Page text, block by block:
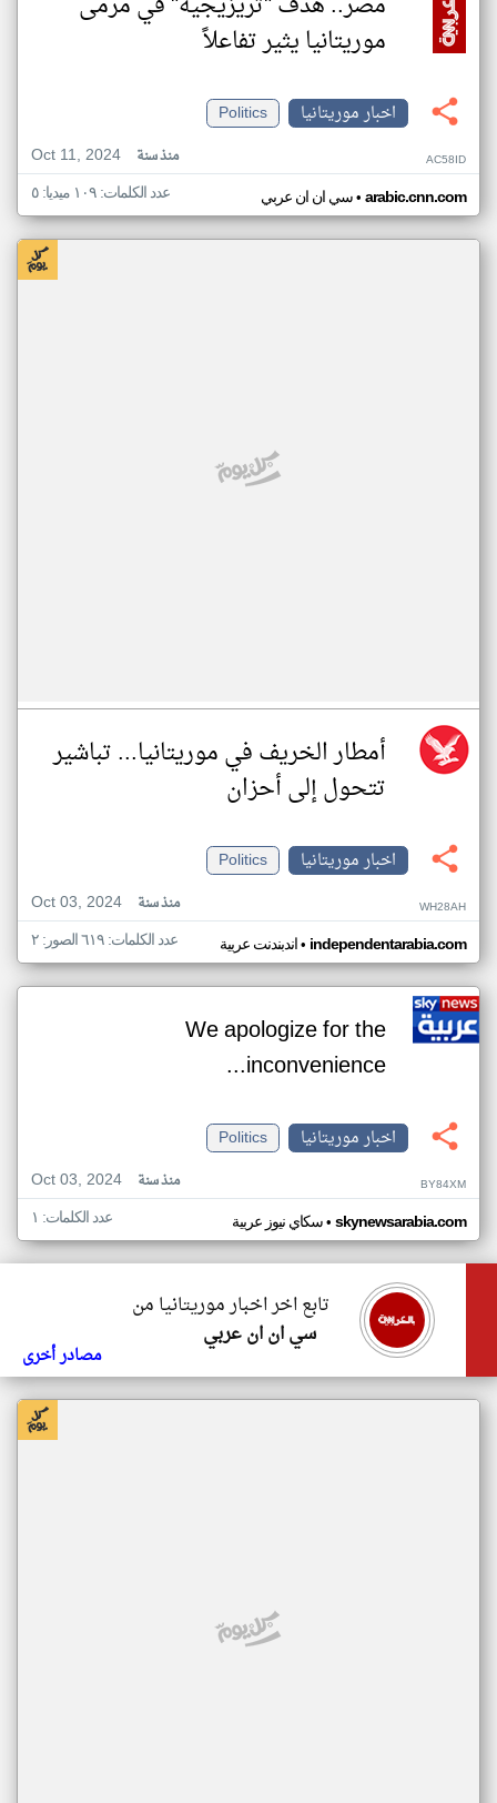
موريتانيا يثير تفاعلاً
اخبار موريتانيا
Politics
Oct 11, 2024
منذ سنة AC58ID
سي ان ان عربي• arabic.cnn.com عدد الكلمات: ١٠٩ ميديا: ٥
أمطار الخريف في موريتانيا... تباشير
تتحول إلى أحزان
اخبار موريتانيا
Politics
Oct 03, 2024
منذ سنة WH28AH
اندبندنت عربية• independentarabia.com عدد الكلمات: ٦١٩ الصور: ٢
We apologize for the
inconvenience...
اخبار موريتانيا
Politics
Oct 03, 2024
منذ سنة BY84XM
سكاي نيوز عربية• skynewsarabia.com عدد الكلمات: ١
تابع اخر اخبار موريتانيا من
سي ان ان عربي
مصادر أخرى